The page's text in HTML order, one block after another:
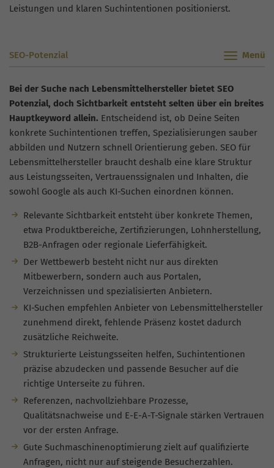
Leistungen und klaren Suchintentionen positionierst.
SEO-Potenzial
Bei der Suche nach Lebensmittelhersteller bietet SEO
Potenzial, doch Sichtbarkeit entsteht selten über ein breites
Hauptkeyword allein. Entscheidend ist, ob Deine Seiten
konkrete Suchintentionen treffen, Spezialisierungen sauber
abbilden und Nutzern schnell Orientierung geben. SEO für
Lebensmittelhersteller braucht deshalb eine klare Struktur
aus Leistungsseiten, Vertrauenssignalen und Inhalten, die
sowohl Google als auch KI-Suchen einordnen können.
Relevante Sichtbarkeit entsteht über konkrete Themen,
etwa Produktbereiche, Zertifizierungen, Lohnherstellung,
B2B-Anfragen oder regionale Lieferfähigkeit.
Der Wettbewerb besteht nicht nur aus direkten
Mitbewerbern, sondern auch aus Portalen,
Verzeichnissen und spezialisierten Anbietern.
KI-Suchen empfehlen Anbieter von Lebensmittelhersteller
zunehmend direkt, fehlende Präsenz kostet dadurch
zusätzliche Reichweite.
Strukturierte Leistungsseiten helfen, Suchintentionen
präzise abzudecken und passende Besucher auf die
richtige Unterseite zu führen.
Referenzen, nachvollziehbare Prozesse,
Qualitätsnachweise und E-E-A-T-Signale stärken Vertrauen
vor der ersten Anfrage.
Gute Suchmaschinenoptimierung zielt auf qualifizierte
Anfragen, nicht nur auf steigende Besucherzahlen.